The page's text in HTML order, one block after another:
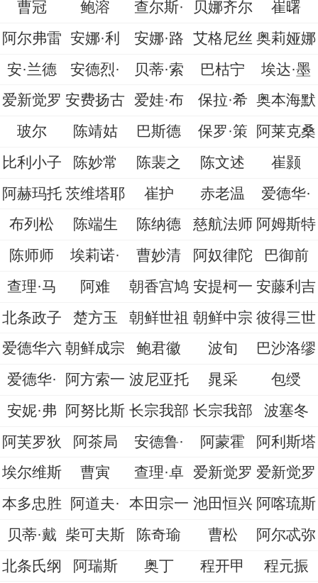
曹冠 鲍溶 查尔斯· 贝娜齐尔
崔曙
阿尔弗雷 安娜·利 安娜·路 艾格尼丝 奥莉娅娜
安·兰德
安德烈· 贝蒂·索 巴枯宁
埃达·墨
爱新觉罗 安费扬古 爱娃·布 保拉·希 奥本海默
玻尔
陈靖姑 巴斯德 保罗·策
阿莱克桑
比利小子
陈妙常 陈裴之 陈文述
崔颢
阿赫玛托 茨维塔耶 崔护 赤老温
爱德华·
布列松
陈端生 陈纳德 慈航法师 阿姆斯特
陈师师
埃莉诺· 曹妙清 阿奴律陀
巴御前
查理·马
阿难 朝香宫鸠 安提柯一 安藤利吉
北条政子
楚方玉 朝鲜世祖 朝鲜中宗 彼得三世
爱德华六 朝鲜成宗 鲍君徽 波旬
巴沙洛缪
爱德华·
阿方索一 波尼亚托 晁采
包绶
安妮·弗
阿努比斯 长宗我部 长宗我部
波塞冬
阿芙罗狄
阿茶局 安德鲁· 阿蒙霍
阿利斯塔
埃尔维斯
曹寅 查理·卓 爱新觉罗 爱新觉罗
本多忠胜
阿道夫· 本田宗一 池田恒兴 阿喀琉斯
贝蒂·戴
柴可夫斯 陈奇瑜 曹松
阿尔忒弥
北条氏纲
阿瑞斯 奥丁 程开甲
程元振